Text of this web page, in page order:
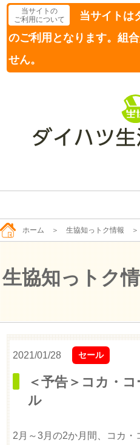
当サイトの
ご利用について
当サイトは
のご利用となります。組
せん。
ホーム ＞ 生協知っトク情報 ＞
生協知っトク
2021/01/28 セール
＜予告＞コカ・
ル
2月～3月の2か月間、コカ・